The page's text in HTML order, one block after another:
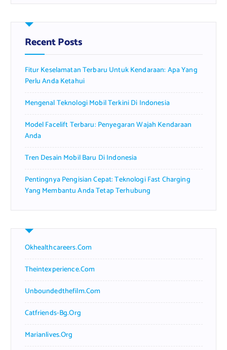
r
h
f
o
:
Recent Posts
Fitur Keselamatan Terbaru Untuk Kendaraan: Apa Yang
Perlu Anda Ketahui
Mengenal Teknologi Mobil Terkini Di Indonesia
Model Facelift Terbaru: Penyegaran Wajah Kendaraan
Anda
Tren Desain Mobil Baru Di Indonesia
Pentingnya Pengisian Cepat: Teknologi Fast Charging
Yang Membantu Anda Tetap Terhubung
Okhealthcareers.com
Theintexperience.com
Unboundedthefilm.com
Catfriends-Bg.org
Marianlives.org